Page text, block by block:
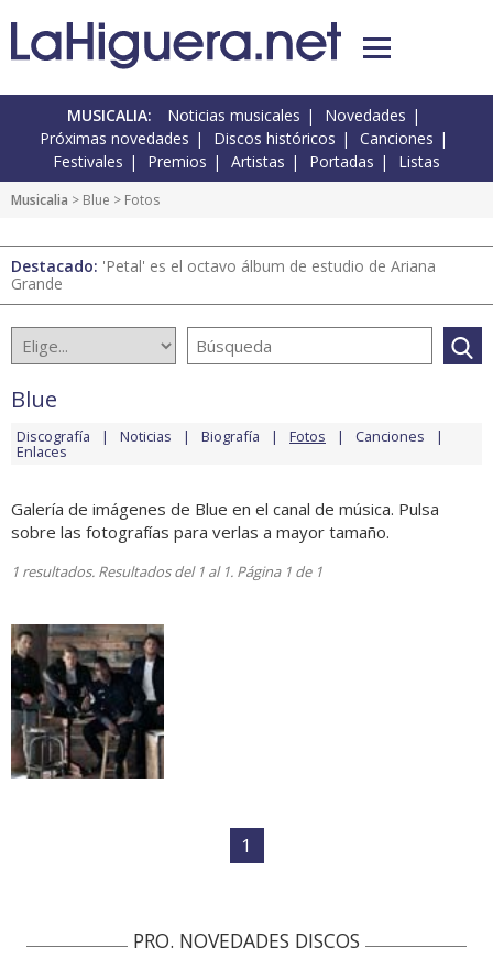
MUSICALIA: Noticias musicales
Novedades
Próximas novedades
Discos históricos
Canciones
Festivales
Premios Artistas Portadas Listas
Musicalia > Blue > Fotos
Destacado: 'Petal' es el octavo álbum de estudio de Ariana
Grande
Blue
Discografía Noticias Biografía Fotos Canciones
Enlaces
Galería de imágenes de Blue en el canal de música. Pulsa
sobre las fotografías para verlas a mayor tamaño.
1 resultados. Resultados del 1 al 1. Página 1 de 1
1
PRO. NOVEDADES DISCOS